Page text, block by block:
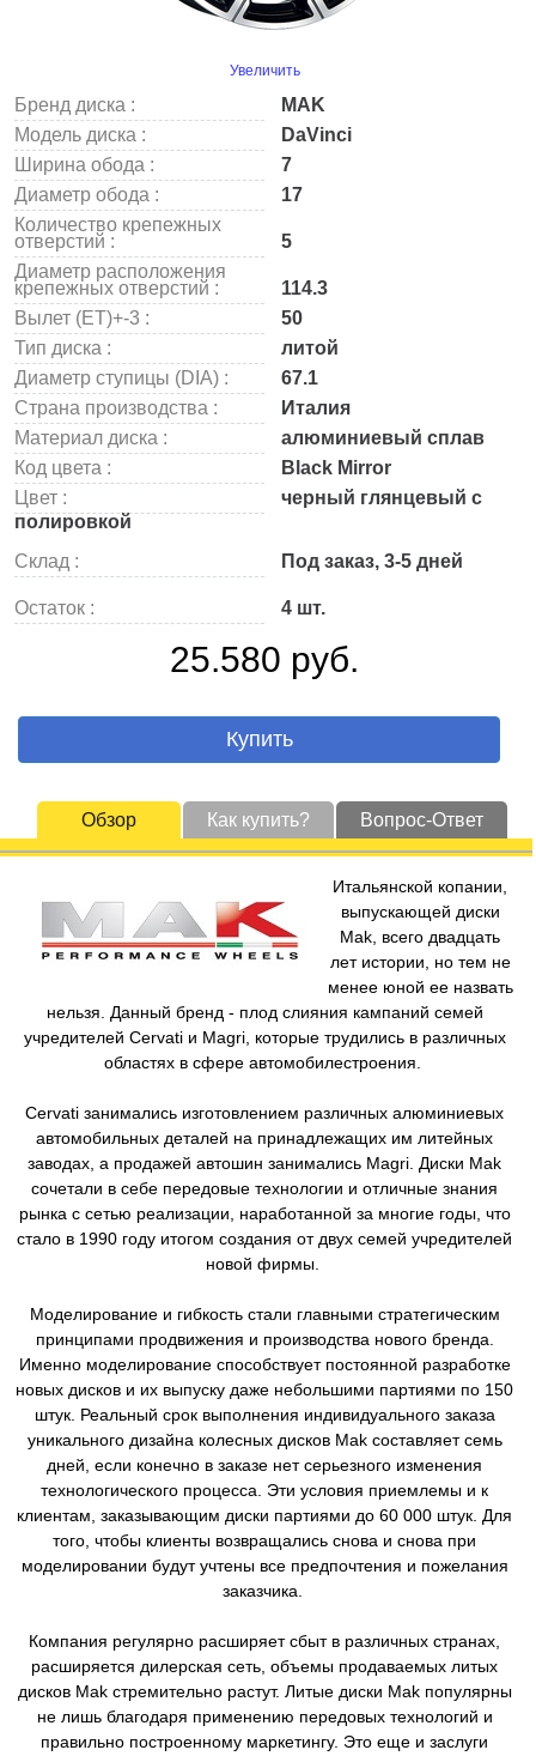
Увеличить
Бренд диска :
MAK
Модель диска :
DaVinci
Ширина обода :
7
Диаметр обода :
17
Количество крепежных
отверстий :
5
Диаметр расположения
крепежных отверстий :
114.3
Вылет (ET)+-3 :
50
Тип диска :
литой
Диаметр ступицы (DIA) :
67.1
Страна производства :
Италия
Материал диска :
алюминиевый сплав
Код цвета :
Black Mirror
Цвет :
черный глянцевый с
полировкой
Склад :
Под заказ, 3-5 дней
Остаток : 4 шт.
25.580 руб.
Купить
Обзор Как купить? Вопрос-Ответ
Итальянской копании,
выпускающей диски
Mak, всего двадцать
лет истории, но тем не
менее юной ее назвать
нельзя. Данный бренд - плод слияния кампаний семей
учредителей Cervati и Magri, которые трудились в различных
областях в сфере автомобилестроения.
Cervati занимались изготовлением различных алюминиевых
автомобильных деталей на принадлежащих им литейных
заводах, а продажей автошин занимались Magri. Диски Mak
сочетали в себе передовые технологии и отличные знания
рынка с сетью реализации, наработанной за многие годы, что
стало в 1990 году итогом создания от двух семей учредителей
новой фирмы.
Моделирование и гибкость стали главными стратегическим
принципами продвижения и производства нового бренда.
Именно моделирование способствует постоянной разработке
новых дисков и их выпуску даже небольшими партиями по 150
штук. Реальный срок выполнения индивидуального заказа
уникального дизайна колесных дисков Mak составляет семь
дней, если конечно в заказе нет серьезного изменения
технологического процесса. Эти условия приемлемы и к
клиентам, заказывающим диски партиями до 60 000 штук. Для
того, чтобы клиенты возвращались снова и снова при
моделировании будут учтены все предпочтения и пожелания
заказчика.
Компания регулярно расширяет сбыт в различных странах,
расширяется дилерская сеть, объемы продаваемых литых
дисков Mak стремительно растут. Литые диски Mak популярны
не лишь благодаря применению передовых технологий и
правильно построенному маркетингу. Это еще и заслуги